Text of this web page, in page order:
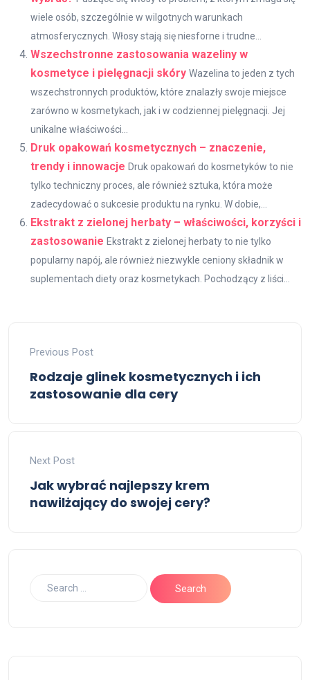
wiele osób, szczególnie w wilgotnych warunkach
atmosferycznych. Włosy stają się niesforne i trudne...
Wszechstronne zastosowania wazeliny w
kosmetyce i pielęgnacji skóry Wazelina to jeden z tych
wszechstronnych produktów, które znalazły swoje miejsce
zarówno w kosmetykach, jak i w codziennej pielęgnacji. Jej
unikalne właściwości...
Druk opakowań kosmetycznych – znaczenie,
trendy i innowacje Druk opakowań do kosmetyków to nie
tylko techniczny proces, ale również sztuka, która może
zadecydować o sukcesie produktu na rynku. W dobie,...
Ekstrakt z zielonej herbaty – właściwości, korzyści i
zastosowanie Ekstrakt z zielonej herbaty to nie tylko
popularny napój, ale również niezwykle ceniony składnik w
suplementach diety oraz kosmetykach. Pochodzący z liści...
Previous Post
Rodzaje glinek kosmetycznych i ich
zastosowanie dla cery
Next Post
Jak wybrać najlepszy krem
nawilżający do swojej cery?